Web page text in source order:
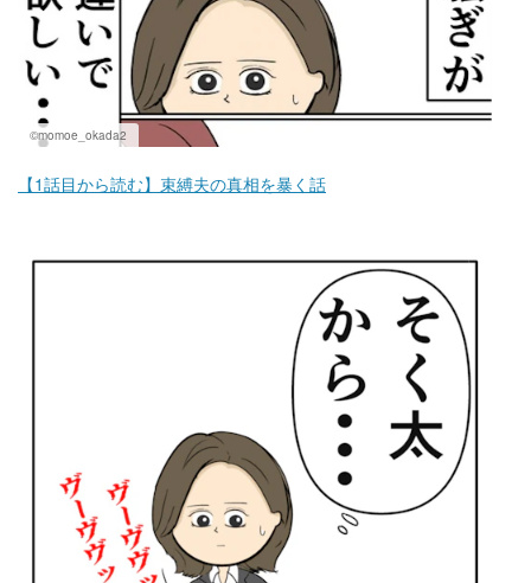
©momoe_okada2
【1話目から読む】束縛夫の真相を暴く話